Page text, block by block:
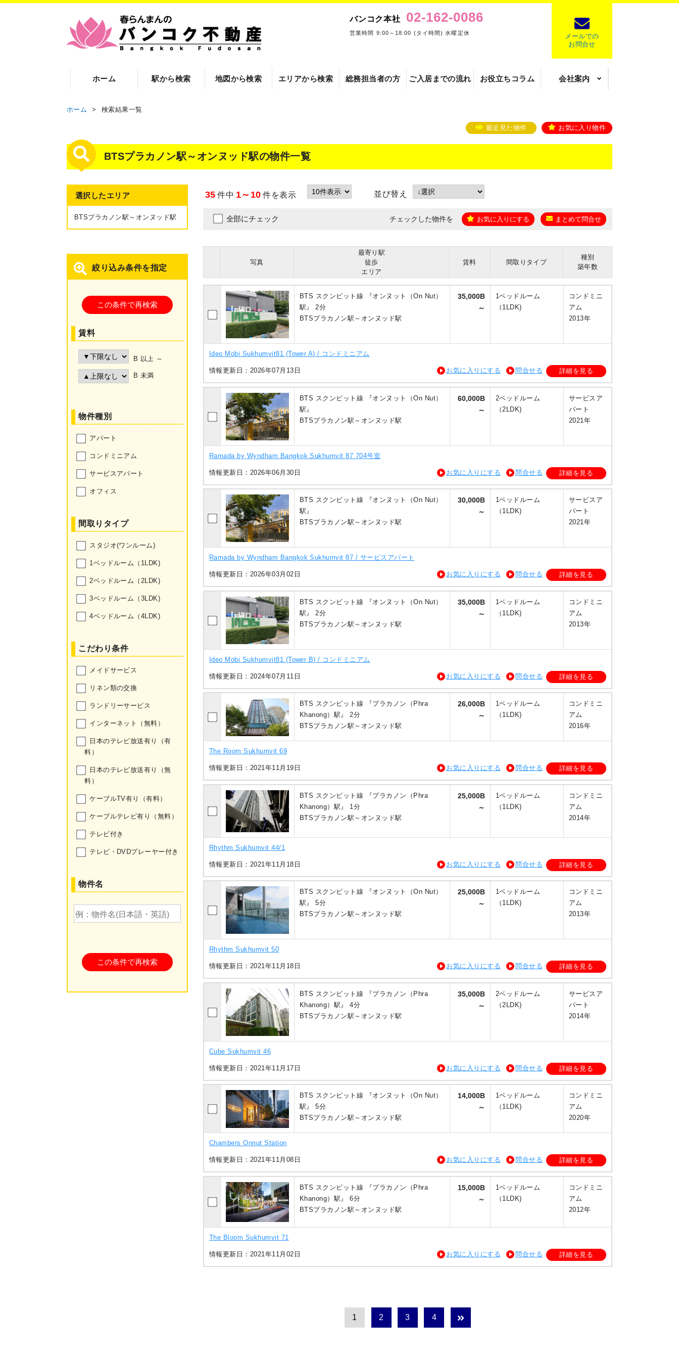
バンコク本社 02-162-0086
営業時間 9:00～18:00 (タイ時間) 水曜定休
メールでの
お問合せ
ホーム 駅から検索 地図から検索 エリアから検索 総務担当者の方 ご入居までの流れ お役立ちコラム 会社案内
ホーム > 検索結果一覧
最近見た物件 お気に入り物件
BTSプラカノン駅～オンヌッド駅の物件一覧
35 件中 1～10 件を表示 並び替え
全部にチェック チェックした物件を お気に入りにする まとめて問合せ
写真
最寄り駅
徒歩
エリア
賃料 間取りタイプ
種別
築年数
BTS スクンビット線 『オンヌット（On Nut）
駅』 2分
BTSプラカノン駅～オンヌッド駅
35,000B
～
1ベッドルーム
（1LDK)
コンドミニ
アム
2013年
Ideo Mobi Sukhumvit81 (Tower A) / コンドミニアム
情報更新日：2026年07月13日 お気に入りにする 問合せる 詳細を見る
BTS スクンビット線 『オンヌット（On Nut）
駅』
BTSプラカノン駅～オンヌッド駅
60,000B
～
2ベッドルーム
（2LDK)
サービスア
パート
2021年
Ramada by Wyndham Bangkok Sukhumvit 87 704号室
情報更新日：2026年06月30日 お気に入りにする 問合せる 詳細を見る
BTS スクンビット線 『オンヌット（On Nut）
駅』
BTSプラカノン駅～オンヌッド駅
30,000B
～
1ベッドルーム
（1LDK)
サービスア
パート
2021年
Ramada by Wyndham Bangkok Sukhumvit 87 / サービスアパート
情報更新日：2026年03月02日 お気に入りにする 問合せる 詳細を見る
BTS スクンビット線 『オンヌット（On Nut）
駅』 2分
BTSプラカノン駅～オンヌッド駅
35,000B
～
1ベッドルーム
（1LDK)
コンドミニ
アム
2013年
Ideo Mobi Sukhumvit81 (Tower B) / コンドミニアム
情報更新日：2024年07月11日 お気に入りにする 問合せる 詳細を見る
BTS スクンビット線 『プラカノン（Phra
Khanong）駅』 2分
BTSプラカノン駅～オンヌッド駅
26,000B
～
1ベッドルーム
（1LDK)
コンドミニ
アム
2016年
The Room Sukhumvit 69
情報更新日：2021年11月19日 お気に入りにする 問合せる 詳細を見る
BTS スクンビット線 『プラカノン（Phra
Khanong）駅』 1分
BTSプラカノン駅～オンヌッド駅
25,000B
～
1ベッドルーム
（1LDK)
コンドミニ
アム
2014年
Rhythm Sukhumvit 44/1
情報更新日：2021年11月18日 お気に入りにする 問合せる 詳細を見る
BTS スクンビット線 『オンヌット（On Nut）
駅』 5分
BTSプラカノン駅～オンヌッド駅
25,000B
～
1ベッドルーム
（1LDK)
コンドミニ
アム
2013年
Rhythm Sukhumvit 50
情報更新日：2021年11月18日 お気に入りにする 問合せる 詳細を見る
BTS スクンビット線 『プラカノン（Phra
Khanong）駅』 4分
BTSプラカノン駅～オンヌッド駅
35,000B
～
2ベッドルーム
（2LDK)
サービスア
パート
2014年
Cube Sukhumvit 46
情報更新日：2021年11月17日 お気に入りにする 問合せる 詳細を見る
BTS スクンビット線 『オンヌット（On Nut）
駅』 5分
BTSプラカノン駅～オンヌッド駅
14,000B
～
1ベッドルーム
（1LDK)
コンドミニ
アム
2020年
Chambers Onnut Station
情報更新日：2021年11月08日 お気に入りにする 問合せる 詳細を見る
BTS スクンビット線 『プラカノン（Phra
Khanong）駅』 6分
BTSプラカノン駅～オンヌッド駅
15,000B
～
1ベッドルーム
（1LDK)
コンドミニ
アム
2012年
The Bloom Sukhumvit 71
情報更新日：2021年11月02日 お気に入りにする 問合せる 詳細を見る
1 2 3 4
選択したエリア
BTSプラカノン駅～オンヌッド駅
絞り込み条件を指定
賃料
B 以上 ～
B 未満
物件種別
アパート
コンドミニアム
サービスアパート
オフィス
間取りタイプ
スタジオ(ワンルーム)
1ベッドルーム（1LDK)
2ベッドルーム（2LDK)
3ベッドルーム（3LDK)
4ベッドルーム（4LDK)
こだわり条件
メイドサービス
リネン類の交換
ランドリーサービス
インターネット（無料）
日本のテレビ放送有り（有
料）
日本のテレビ放送有り（無
料）
ケーブルTV有り（有料）
ケーブルテレビ有り（無料）
テレビ付き
テレビ・DVDプレーヤー付き
物件名